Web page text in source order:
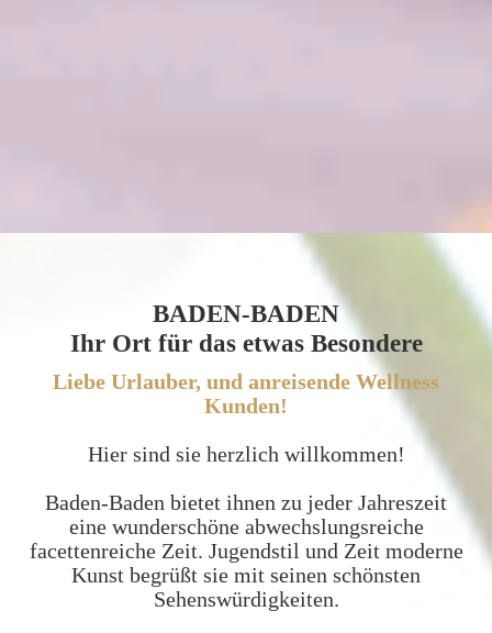
BADEN-BADEN
Ihr Ort für das etwas Besondere
Liebe Urlauber, und anreisende Wellness
Kunden!
Hier sind sie herzlich willkommen!
Baden-Baden bietet ihnen zu jeder Jahreszeit
eine wunderschöne abwechslungsreiche
facettenreiche Zeit. Jugendstil und Zeit moderne
Kunst begrüßt sie mit seinen schönsten
Sehenswürdigkeiten.